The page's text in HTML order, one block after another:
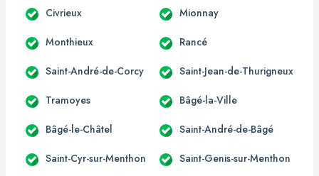
Civrieux Mionnay
Monthieux Rancé
Saint-André-de-Corcy Saint-Jean-de-Thurigneux
Tramoyes Bâgé-la-Ville
Bâgé-le-Châtel Saint-André-de-Bâgé
Saint-Cyr-sur-Menthon Saint-Genis-sur-Menthon